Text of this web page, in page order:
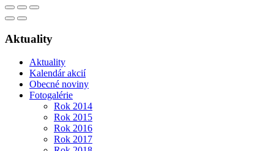
Aktuality
Aktuality
Kalendár akcií
Obecné noviny
Fotogalérie
Rok 2014
Rok 2015
Rok 2016
Rok 2017